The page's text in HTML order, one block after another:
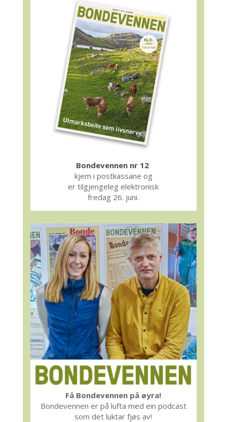
Bondevennen nr 12
kjem i postkassane og
er tilgjengeleg elektronisk
fredag 26. juni.
Få Bondevennen på øyra!
Bondevennen er på lufta med ein podcast
som det luktar fjøs av!